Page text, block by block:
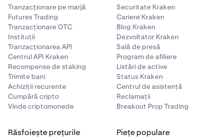
Tranzacționare pe marjă
Futures Trading
Tranzacționare OTC
Instituții
Tranzacționarea API
Centrul API Kraken
Recompense de staking
Trimite bani
Achiziții recurente
Cumpără cripto
Vinde criptomonede
Securitate Kraken
Cariere Kraken
Blog Kraken
Dezvoltator Kraken
Sală de presă
Program de afiliere
Listări de active
Status Kraken
Centrul de asistență
Reclamații
Breakout Prop Trading
Răsfoiește prețurile Piețe populare